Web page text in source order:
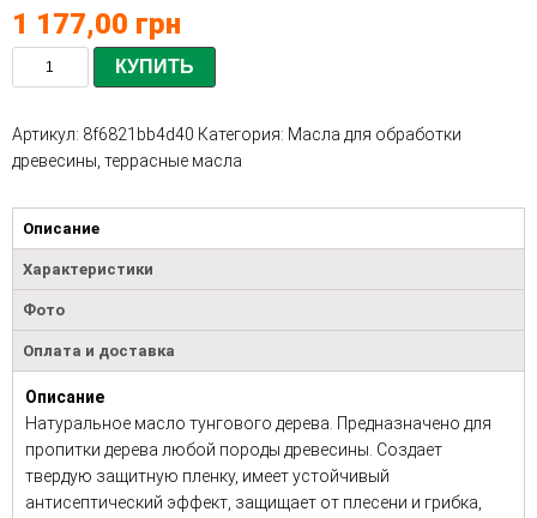
1 177,00 грн
КУПИТЬ
Артикул: 8f6821bb4d40 Категория: Масла для обработки
древесины, террасные масла
Описание
Характеристики
Фото
Оплата и доставка
Описание
Натуральное масло тунгового дерева. Предназначено для
пропитки дерева любой породы древесины. Создает
твердую защитную пленку, имеет устойчивый
антисептический эффект, защищает от плесени и грибка,